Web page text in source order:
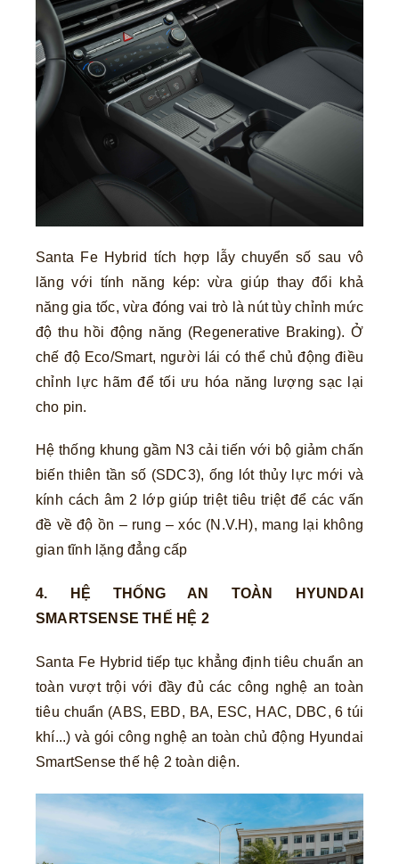
Santa Fe Hybrid tích hợp lẫy chuyển số sau vô
lăng với tính năng kép: vừa giúp thay đổi khả
năng gia tốc, vừa đóng vai trò là nút tùy chỉnh mức
độ thu hồi động năng (Regenerative Braking). Ở
chế độ Eco/Smart, người lái có thể chủ động điều
chỉnh lực hãm để tối ưu hóa năng lượng sạc lại
cho pin.
Hệ thống khung gầm N3 cải tiến với bộ giảm chấn
biến thiên tần số (SDC3), ống lót thủy lực mới và
kính cách âm 2 lớp giúp triệt tiêu triệt để các vấn
đề về độ ồn – rung – xóc (N.V.H), mang lại không
gian tĩnh lặng đẳng cấp
4. HỆ THỐNG AN TOÀN HYUNDAI
SMARTSENSE THẾ HỆ 2
Santa Fe Hybrid tiếp tục khẳng định tiêu chuẩn an
toàn vượt trội với đầy đủ các công nghệ an toàn
tiêu chuẩn (ABS, EBD, BA, ESC, HAC, DBC, 6 túi
khí...) và gói công nghệ an toàn chủ động Hyundai
SmartSense thế hệ 2 toàn diện.